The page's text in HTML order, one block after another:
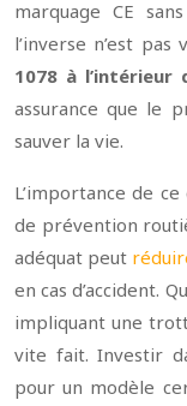
marquage CE
l’inverse n’est pas
1078 à l’intérieur
assurance que le
sauver la vie.
L’importance de
de prévention
adéquat peut
en cas d’accident.
impliquant une
vite fait. Investir
pour un modèle